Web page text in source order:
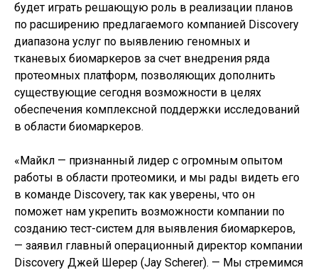
будет играть решающую роль в реализации планов
по расширению предлагаемого компанией Discovery
диапазона услуг по выявлению геномных и
тканевых биомаркеров за счет внедрения ряда
протеомных платформ, позволяющих дополнить
существующие сегодня возможности в целях
обеспечения комплексной поддержки исследований
в области биомаркеров.
«Майкл — признанный лидер с огромным опытом
работы в области протеомики, и мы рады видеть его
в команде Discovery, так как уверены, что он
поможет нам укрепить возможности компании по
созданию тест-систем для выявления биомаркеров,
— заявил главный операционный директор компании
Discovery Джей Шерер (Jay Scherer). — Мы стремимся